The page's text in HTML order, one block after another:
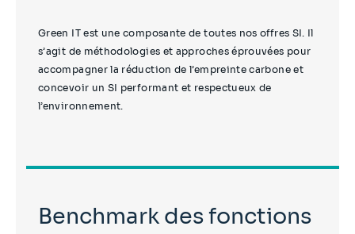
Green IT est une composante de toutes nos offres SI. Il
s’agit de méthodologies et approches éprouvées pour
accompagner la réduction de l’empreinte carbone et
concevoir un SI performant et respectueux de
l’environnement.
Benchmark des fonctions